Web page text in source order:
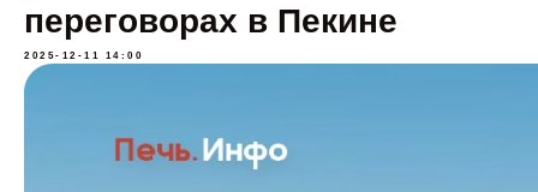
переговорах в Пекине
2025-12-11 14:00